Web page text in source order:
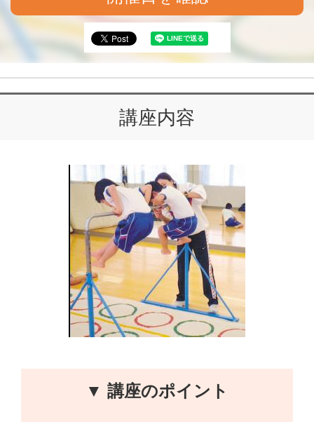
講座内容
▼ 講座のポイント